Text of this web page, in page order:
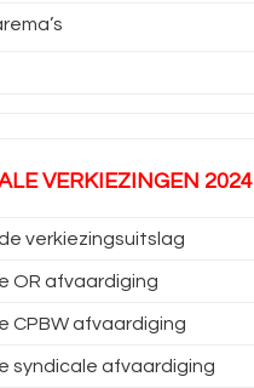
VERKIEZINGEN 2024
verkiezingsuitslag
OR afvaardiging
CPBW afvaardiging
syndicale afvaardiging